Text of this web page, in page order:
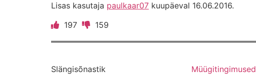
Lisas kasutaja paulkaar07 kuupäeval 16.06.2016.
197
159
Slängisõnastik Müügitingimused